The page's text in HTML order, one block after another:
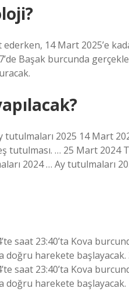
ederken, 14 Mart 2025’e
Başak burcunda
2025 14 Mart
tutulması. … 25 Mart 2024
2024 … Ay tutulmaları
saat 23:40’ta Kova
doğru harekete başlayacak.
saat 23:40’ta Kova
doğru harekete başlayacak.